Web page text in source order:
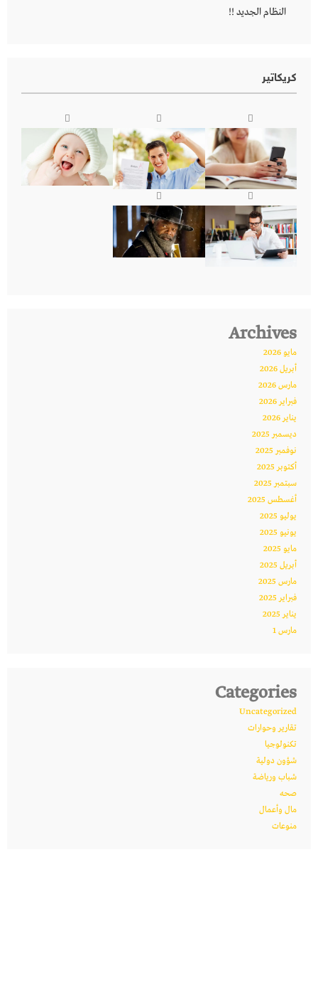
النظام الجديد !!
كريكاتير
Archives
مايو 2026
أبريل 2026
مارس 2026
فبراير 2026
يناير 2026
ديسمبر 2025
نوفمبر 2025
أكتوبر 2025
سبتمبر 2025
أغسطس 2025
يوليو 2025
يونيو 2025
مايو 2025
أبريل 2025
مارس 2025
فبراير 2025
يناير 2025
مارس 1
Categories
Uncategorized
تقارير وحوارات
تكنولوجيا
شؤون دولية
شباب ورياضة
صحه
مال وأعمال
منوعات